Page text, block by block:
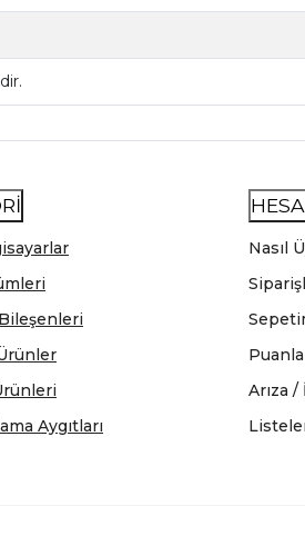
Aygıtları
Nasıl
Arıza